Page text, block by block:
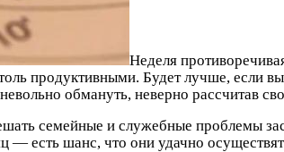
Неделя
продуктивными. Будет лучше, если
обмануть, неверно рассчитав
семейные и служебные проблемы
есть шанс, что они удачно